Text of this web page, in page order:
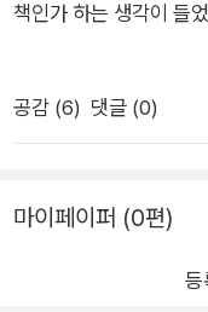
CEO들의 조언까지... 인
은 《스마트 브레비티
사례를 들어 소개한다.
해안경비대 아카데미에
들은 냉정한 반응을 보
고쳐 나가며 대통령에
책인가 하는 생각이 들
형태가 아니다. 처음엔
있는지 이해가 됐다. 이
이 쓰인 방식인 것이다.
스마트 브레비티하지
욕심을 부려서 아예 건
에서 말하는 스마트 브
공감 (6) 댓글 (0)
마이페이퍼 (0편)
등